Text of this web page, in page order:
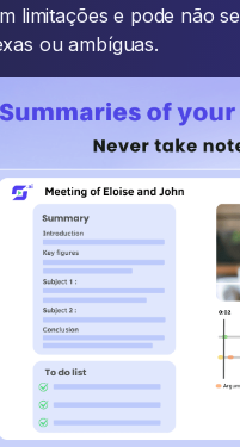
limitações e pode não
ou ambíguas.